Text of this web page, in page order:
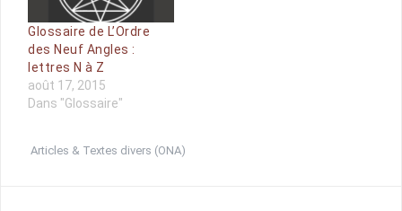
Glossaire de L’Ordre
des Neuf Angles :
lettres N à Z
août 17, 2015
Dans "Glossaire"
Articles & Textes divers (ONA)